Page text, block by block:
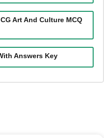
CG Art And Culture MCQ
Answers Key